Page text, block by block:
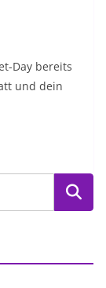
Day bereits
und dein